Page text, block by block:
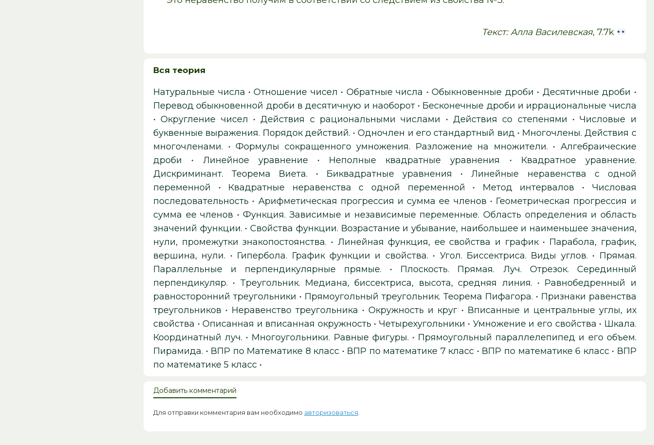
Текст: Алла Василевская, 7.7k
Вся теория
Натуральные числа •Отношение чисел • Обратные числа •Обыкновенные дроби • Десятичные дроби •
Перевод обыкновенной дроби в десятичную и наоборот• Бесконечные дроби и иррациональные числа
•Округление чисел •Действия с рациональными числами •Действия со степенями •Числовые и
буквенные выражения. Порядок действий. •Одночлен и его стандартный вид • Многочлены. Действия с
многочленами. •Формулы сокращенного умножения. Разложение на множители. • Алгебраические
дроби •Линейное уравнение • Неполные квадратные уравнения • Квадратное уравнение.
Дискриминант. Теорема Виета. • Биквадратные уравнения •Линейные неравенства с одной
переменной • Квадратные неравенства с одной переменной • Метод интервалов • Числовая
последовательность • Арифметическая прогрессия и сумма ее членов • Геометрическая прогрессия и
сумма ее членов •Функция. Зависимые и независимые переменные. Область определения и область
значений функции. •Свойства функции. Возрастание и убывание, наибольшее и наименьшее значения,
нули, промежутки знакопостоянства. • Линейная функция, ее свойства и график• Парабола, график,
вершина, нули. • Гипербола. График функции и свойства. • Угол. Биссектриса. Виды углов. • Прямая.
Параллельные и перпендикулярные прямые. • Плоскость. Прямая. Луч. Отрезок. Серединный
перпендикуляр. • Треугольник. Медиана, биссектриса, высота, средняя линия. • Равнобедренный и
равносторонний треугольники • Прямоугольный треугольник. Теорема Пифагора. • Признаки равенства
треугольников • Неравенство треугольника • Окружность и круг• Вписанные и центральные углы, их
свойства •Описанная и вписанная окружность • Четырехугольники • Умножение и его свойства • Шкала.
Координатный луч. • Многоугольники. Равные фигуры. • Прямоугольный параллелепипед и его объем.
Пирамида. • ВПР по Математике 8 класс • ВПР по математике 7 класс • ВПР по математике 6 класс• ВПР
по математике 5 класс •
Добавить комментарий
Для отправки комментария вам необходимо авторизоваться